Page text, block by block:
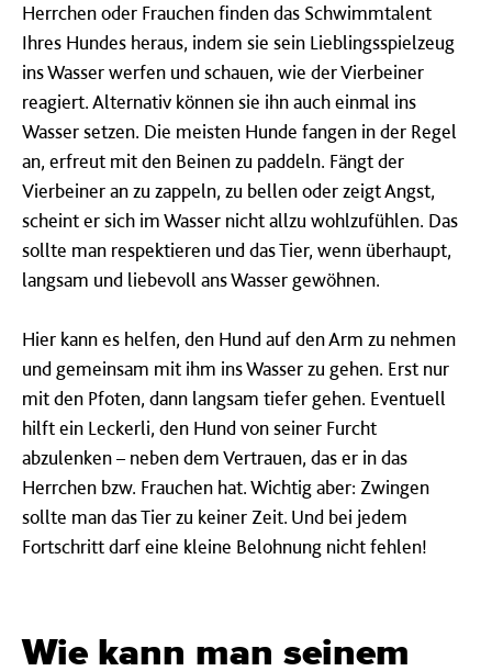
Herrchen oder Frauchen finden das Schwimmtalent
Ihres Hundes heraus, indem sie sein Lieblingsspielzeug
ins Wasser werfen und schauen, wie der Vierbeiner
reagiert. Alternativ können sie ihn auch einmal ins
Wasser setzen. Die meisten Hunde fangen in der Regel
an, erfreut mit den Beinen zu paddeln. Fängt der
Vierbeiner an zu zappeln, zu bellen oder zeigt Angst,
scheint er sich im Wasser nicht allzu wohlzufühlen. Das
sollte man respektieren und das Tier, wenn überhaupt,
langsam und liebevoll ans Wasser gewöhnen.
Hier kann es helfen, den Hund auf den Arm zu nehmen
und gemeinsam mit ihm ins Wasser zu gehen. Erst nur
mit den Pfoten, dann langsam tiefer gehen. Eventuell
hilft ein Leckerli, den Hund von seiner Furcht
abzulenken – neben dem Vertrauen, das er in das
Herrchen bzw. Frauchen hat. Wichtig aber: Zwingen
sollte man das Tier zu keiner Zeit. Und bei jedem
Fortschritt darf eine kleine Belohnung nicht fehlen!
Wie kann man seinem